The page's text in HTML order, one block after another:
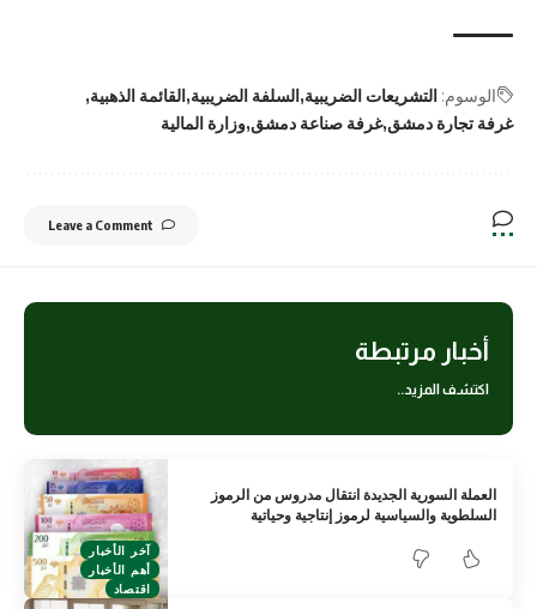
الوسوم: التشريعات الضريبية السلفة الضريبية القائمة الذهبية
غرفة تجارة دمشق غرفة صناعة دمشق وزارة المالية
Leave a Comment
أخبار مرتبطة
اكتشف المزيد..
آخر الأخبار
أهم الأخبار
اقتصاد
العملة السورية الجديدة انتقال مدروس من الرموز
السلطوية والسياسية لرموز إنتاجية وحياتية